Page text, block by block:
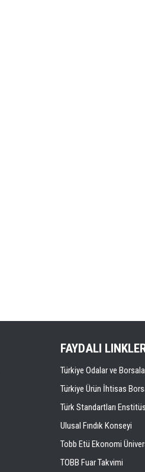
FAYDALI
Türkiye Odalar ve
Türkiye Ürün İhtisas
Türk Standartları
Ulusal Fındık Konseyi
Tobb Etü Ekonomi
TOBB Fuar Takvimi